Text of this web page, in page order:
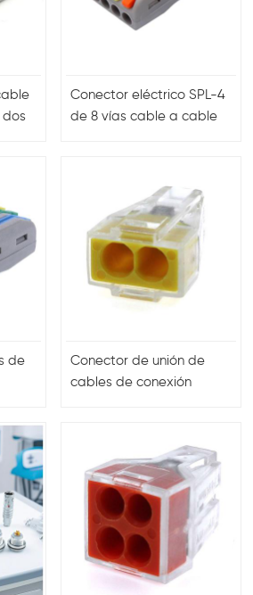
dos
Conector eléctrico SPL-4
de 8 vías cable a cable
de
Conector de unión de
cables de conexión